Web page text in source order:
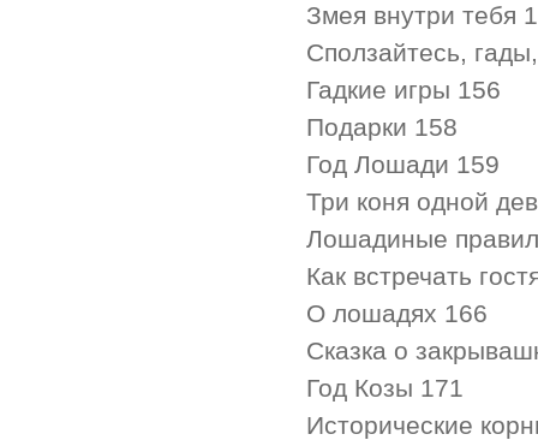
Змея внутри тебя
Сползайтесь,
Гадкие игры 156
Подарки 158
Год Лошади 159
Три коня одной
Лошадиные
Как встречать
О лошадях 166
Сказка о
Год Козы 171
Исторические